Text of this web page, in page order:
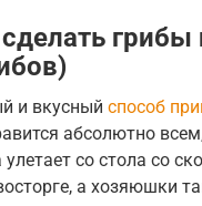
грибы
и вкусный способ
абсолютно
со стола со
а хозяюшки